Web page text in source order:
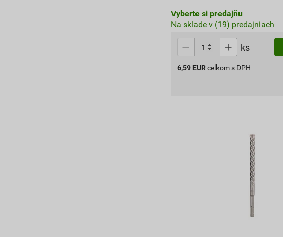
Vyberte si predajňu
Na sklade v (19) predajniach
ks
6,59 EUR celkom s DPH